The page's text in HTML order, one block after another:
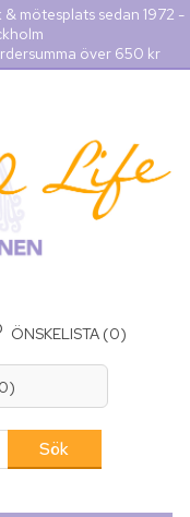
mötesplats sedan 1972 -
över 650 kr
ÖNSKELISTA (0)